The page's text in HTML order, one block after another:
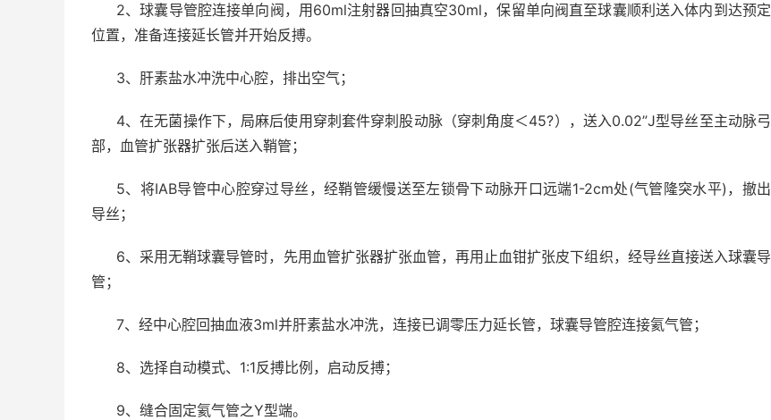
2、球囊导管腔连接单向阀，用 60ml注射器回抽真空30ml，保留单向阀直至球囊顺利送入体内到达预定
位置，准备连接延长管并开始反搏。
3、肝素盐水冲洗中心腔，排出空气；
4、在无菌操作下，局麻后使用穿刺套件穿刺股动脉（穿刺角度＜45?），送入0.02”J型导丝至主动脉弓
部，血管扩张器扩张后送入鞘管；
5、将IAB导管中心腔穿过导丝，经鞘管缓慢送至左锁骨下动脉开口远端1-2cm处(气管隆突水平) ，撤出
导丝；
6、采用无鞘球囊导管时，先用血管扩张器扩张血管，再用止血钳扩张皮下组织，经导丝直接送入球囊导
管；
7、经中心腔回抽血液3ml并肝素盐水冲洗，连接已调零压力延长管，球囊导管腔连接氦气管；
8、选择自动模式、 1:1反搏比例，启动反搏；
9、缝合固定氦气管之Y型端。